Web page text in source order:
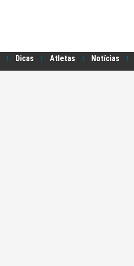
Dicas Atletas Notícias